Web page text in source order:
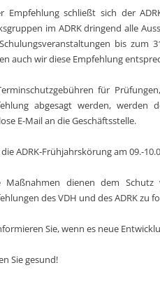
Empfehlung schließt sich der
im ADRK dringend alle
bis zum
auch wir diese Empfehlung
für
abgesagt werden,
E-Mail an die Geschäftsstelle.
ADRK-Frühjahrskörung am 09.-
Maßnahmen dienen dem
des VDH und des ADRK zu
Sie, wenn es neue
Sie gesund!